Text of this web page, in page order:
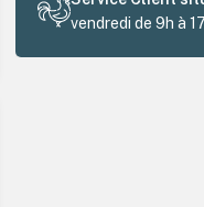
vendredi de 9h à